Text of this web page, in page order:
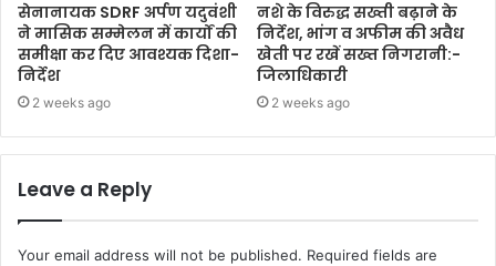
सेनानायक SDRF अर्पण यदुवंशी
ने मासिक सम्मेलन में कार्यों की
समीक्षा कर दिए आवश्यक दिशा-
निर्देश
2 weeks ago
नशे के विरुद्ध सख्ती बढ़ाने के
निर्देश, भांग व अफीम की अवैध
खेती पर रखें सख्त निगरानी:-
जिलाधिकारी
2 weeks ago
Leave a Reply
Your email address will not be published. Required fields are